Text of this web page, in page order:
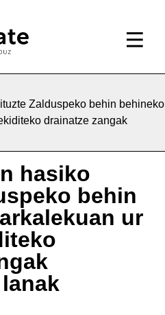
Zalduspeko behin behineko
drainatze zangak
hasiko
behin
ur